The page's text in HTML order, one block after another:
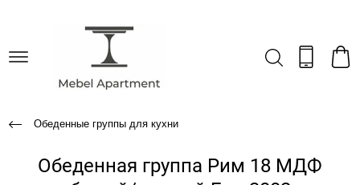
Обеденные группы для кухни
Обеденная группа Рим 18 МДФ